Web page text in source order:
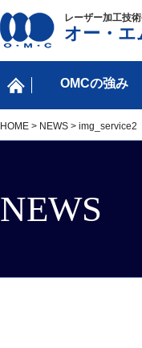
レーザー加工技
オー・エ
OMCの強み
HOME > NEWS > img_service2
NEWS